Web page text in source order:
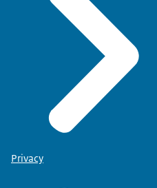
Privacy